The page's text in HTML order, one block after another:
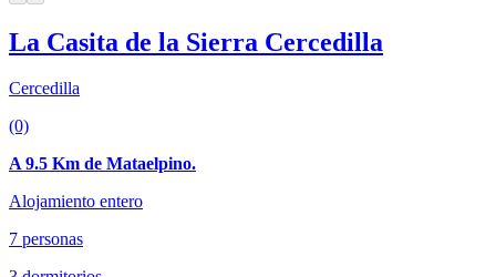
La Casita de la Sierra Cercedilla
Cercedilla
(0)
A 9.5 Km de Mataelpino.
Alojamiento entero
7 personas